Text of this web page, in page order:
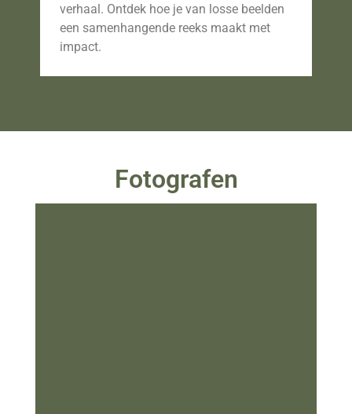
verhaal. Ontdek hoe je van losse beelden
een samenhangende reeks maakt met
impact.
Fotografen